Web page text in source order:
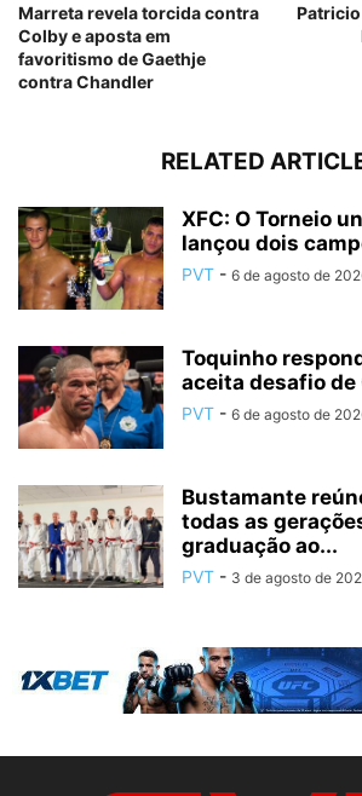
Marreta revela torcida contra
Colby e aposta em
favoritismo de Gaethje
contra Chandler
RELATED
XFC: O Torneio
lançou dois
PVT - 6 de agosto de
Toquinho
aceita desafio de
PVT - 6 de agosto de
Bustamante
todas as
graduação ao...
PVT - 3 de agosto de